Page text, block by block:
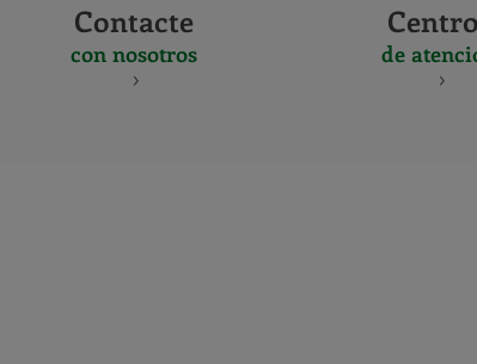
Contacte
con nosotros de